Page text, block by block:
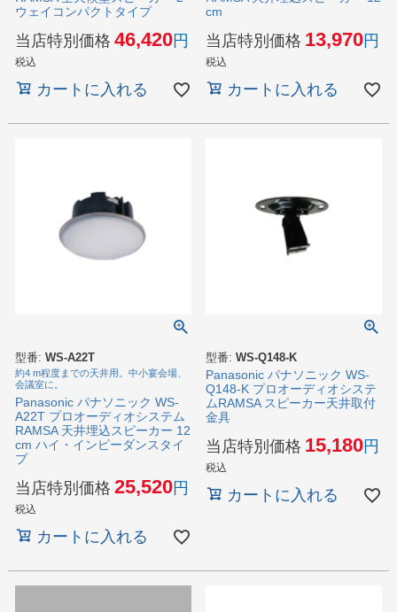
ウェイコンパクトタイプ
当店特別価格 46,420
税込
カートに入れる
cm
当店特別価格 13,970
税込
カートに入れる
型番: WS-A22T
約4 m程度までの天井用。中小宴会場、
会議室に。
Panasonic パナソニック WS-
A22T プロオーディオシステム
RAMSA 天井埋込スピーカー 12
cm ハイ・インピーダンスタイ
プ
当店特別価格 25,520
税込
カートに入れる
型番: WS-Q148-K
Panasonic パナソニック WS-
Q148-K プロオーディオシステ
ムRAMSA スピーカー天井取付
金具
当店特別価格 15,180
税込
カートに入れる